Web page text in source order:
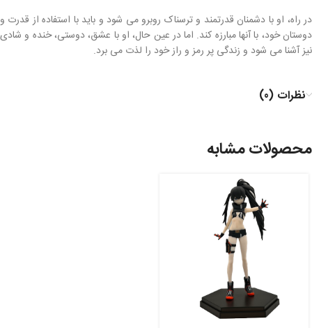
در راه، او با دشمنان قدرتمند و ترسناک روبرو می شود و باید با استفاده از قدرت و
دوستان خود، با آنها مبارزه کند. اما در عین حال، او با عشق، دوستی، خنده و شادی
نیز آشنا می شود و زندگی پر رمز و راز خود را لذت می برد.
نظرات (0)
محصولات مشابه